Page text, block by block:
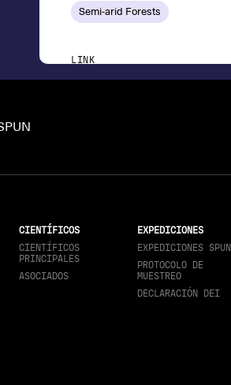
Semi-arid Forests
LINK
https://www.researchgate.net/profile/Ilyor-Mustafayev
CIENTÍFICOS
CIENTÍFICOS
PRINCIPALES
ASOCIADOS
EXPEDICIONES
EXPEDICIONES SPUN
PROTOCOLO DE
MUESTREO
DECLARACIÓN DEI